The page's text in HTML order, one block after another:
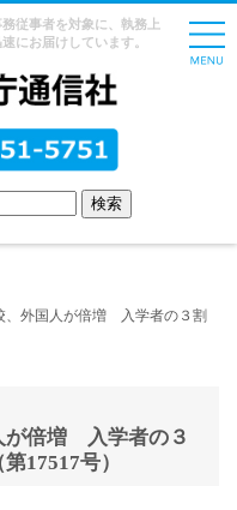
従事者を対象に、執務上
にお届けしています。
、外国人が倍増 入学者の３割
が倍増 入学者の３
17517号）